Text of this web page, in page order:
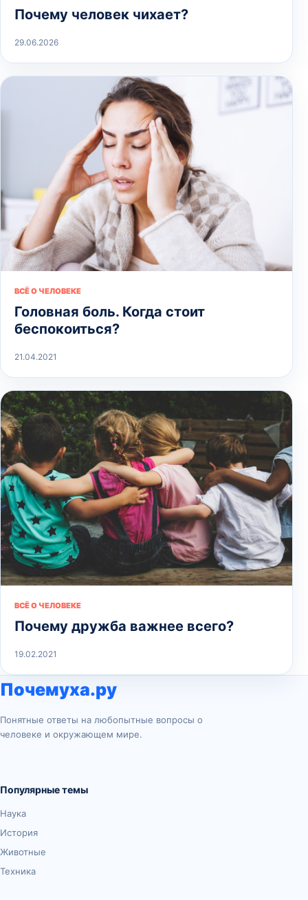
Почему человек чихает?
29.06.2026
ВСЁ О ЧЕЛОВЕКЕ
Головная боль. Когда стоит
беспокоиться?
21.04.2021
ВСЁ О ЧЕЛОВЕКЕ
Почему дружба важнее всего?
19.02.2021
Почемуха.ру
Понятные ответы на любопытные вопросы о
человеке и окружающем мире.
Популярные темы
Наука
История
Животные
Техника